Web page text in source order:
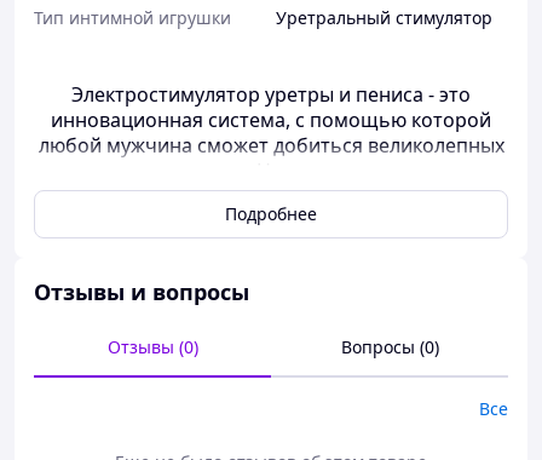
Тип интимной игрушки
Уретральный стимулятор
Электростимулятор уретры и пениса - это
инновационная система, с помощью которой
любой мужчина сможет добиться великолепных
электростимуляция:
- увеличивает пенис, повышает его тонус,
- помогает решить проблему преждевременного
Электростимулятор под управлением
программы выдаёт импульсные токи низкой
Подробнее
Отзывы и вопросы
Отзывы (0) Вопросы (0)
Все